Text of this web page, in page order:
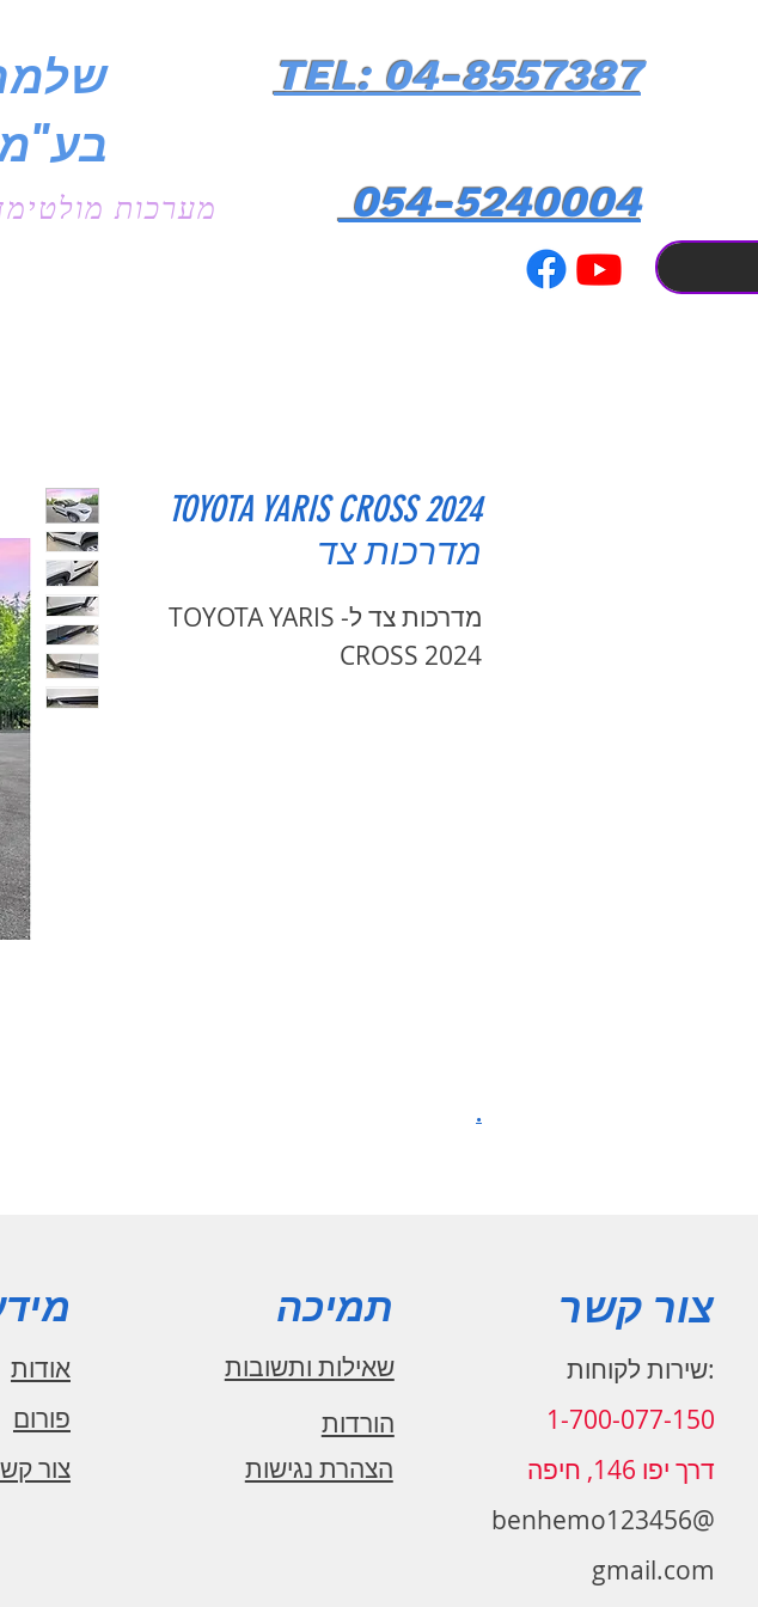
מערכות
TEL: 04-8557387
054-5240004
TOYOTA YARIS CROSS 2024
מדרכות צד
מדרכות צד ל- TOYOTA YARIS
CROSS 2024
.
אודות
פורום
צור
תמיכה
שאילות ותשובות
הורדות
הצהרת נגישות
צור קשר
:שירות לקוחות
1-700-077-150
דרך יפו 146, חיפה
benhemo123456@
gmail.com